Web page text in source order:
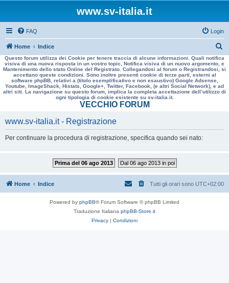
www.sv-italia.it
FAQ Login
Home Indice
e
r
a
Questo forum utilizza dei Cookie per tenere traccia di alcune informazioni. Quali notifica
visiva di una nuova risposta in un vostro topic, Notifica visiva di un nuovo argomento, e
Mantenimento dello stato Online del Registrato. Collegandosi al forum o Registrandosi, si
accettano queste condizioni. Sono inoltre presenti cookie di terze parti, esterni al
software phpBB, relativi a (titolo esemplificativo e non esaustivo) Google Adsense,
Youtube, ImageShack, Histats, Google+, Twitter, Facebook, (e altri Social Network), e ad
altri siti. La navigazione su questo forum, implica la completa accettazione dell’utilizzo di
ogni tipologia di cookie esistente su sv-italia.it.
VECCHIO FORUM
www.sv-italia.it - Registrazione
Per continuare la procedura di registrazione, specifica quando sei nato:
Prima del 06 ago 2013 Dal 06 ago 2013 in poi
Home Indice Tutti gli orari sono UTC+02:00
Powered by phpBB® Forum Software © phpBB Limited
Traduzione Italiana phpBB-Store.it
Privacy | Condizioni